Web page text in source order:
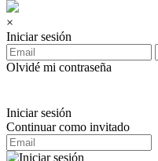
×
Iniciar sesión
Olvidé mi contraseña
Iniciar sesión
Continuar como invitado